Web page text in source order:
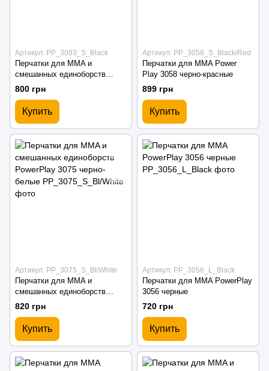
Артикул: PP_3093_S_Black
Перчатки для MMA и
смешанных единоборств
PowerPlay 3093 черные
800 грн
Купить
Артикул: PP_3058_S_Black/Red
Перчатки для MMA Power
Play 3058 черно-красные
899 грн
Купить
Артикул: PP_3075_S_Bl/White
Перчатки для MMA и
смешанных единоборств
PowerPlay 3075 черно-белые
820 грн
Купить
Артикул: PP_3056_L_Black
Перчатки для MMA PowerPlay
3056 черные
720 грн
Купить